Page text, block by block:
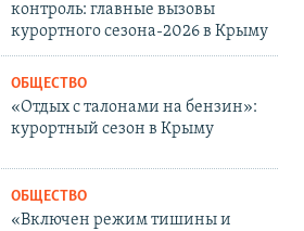
контроль: главные вызовы
курортного сезона-2026 в Крыму
ОБЩЕСТВО
«Отдых с талонами на бензин»:
курортный сезон в Крыму
ОБЩЕСТВО
«Включен режим тишины и